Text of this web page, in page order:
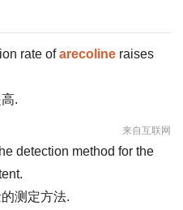
rate ofarecoline raises
.
来自互联网
detection method for the
测定方法.